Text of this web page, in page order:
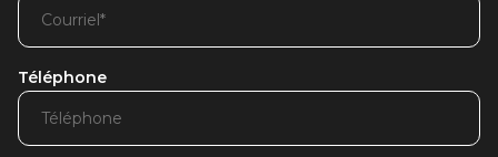
Téléphone